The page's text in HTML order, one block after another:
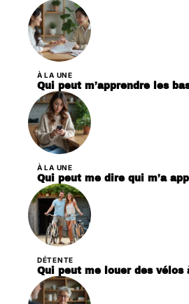
À LA UNE
Qui peut m’apprendre les
À LA UNE
Qui peut me dire qui m’a
DÉTENTE
Qui peut me louer des vélos